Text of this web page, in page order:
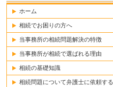
ホーム
相続でお困りの方へ
当事務所の相続問題解決の特徴
当事務所が相続で選ばれる理由
相続の基礎知識
相続問題について弁護士に依頼す